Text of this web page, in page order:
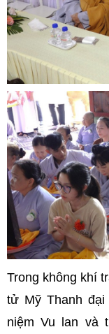
Trong không khí
tử Mỹ Thanh đại
niệm Vu lan và